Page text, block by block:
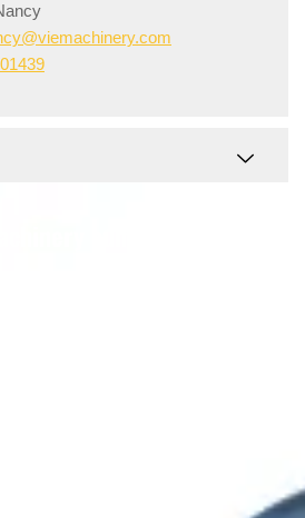
aumente su
sola máquina de calidad,
veterano que haya estado
13 años para construir su
y aumentar sus ganancias.
lo ayude a lograr el éxito